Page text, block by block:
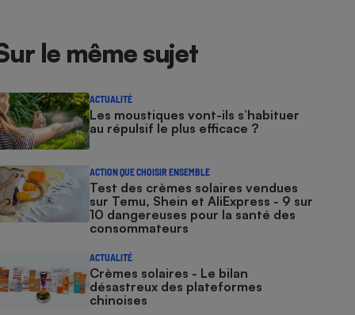
le même sujet
ACTUALITÉ
Les moustiques vont-ils s’habituer
au répulsif le plus efficace ?
ACTION QUE CHOISIR ENSEMBLE
Test des crèmes solaires vendues
sur Temu, Shein et AliExpress - 9 sur
10 dangereuses pour la santé des
consommateurs
ACTUALITÉ
Crèmes solaires - Le bilan
désastreux des plateformes
chinoises